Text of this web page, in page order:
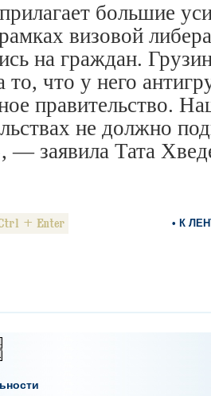
большие
визовой
на граждан.
то, что у него
правительство.
не должно
— заявила Тата
• К